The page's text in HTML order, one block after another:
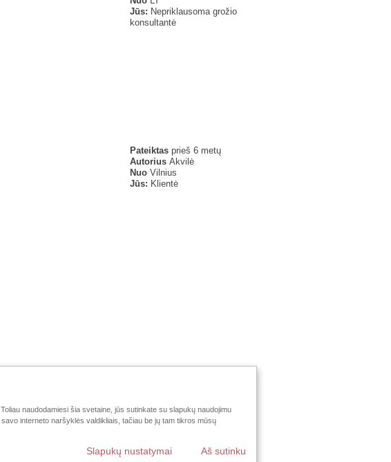
Jūs: Nepriklausoma grožio
konsultantė
Pateiktasprieš 6 metų
Autorius Akvilė
Nuo Vilnius
Jūs: Klientė
su mumis
naudodamiesi šia svetaine, jūs sutinkate su slapukų naudojimu
interneto naršyklės valdikliais, tačiau be jų tam tikros mūsų
Aš sutinku
Slapukų nustatymai